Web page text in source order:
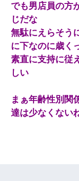
我が家のガレージに
ターリモコンあるだ
時間弱・・・
出張中の旦那から『
「本当に家まで来た
いのか！」→ 離婚後
生保レディと行為す
ｗｗｗｗｗ
でも男店員の方
じだな
無駄にえらそう
に下なのに歳く
素直に支持に従
しい
まぁ年齢性別関
達は少なくない